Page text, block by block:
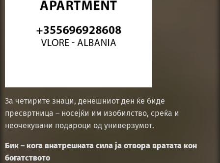
За четирите знаци, денешниот ден ќе биде
пресвртница – носејќи им изобилство, среќа и
неочекувани подароци од универзумот.
Бик – кога внатрешната сила ја отвора вратата кон
богатството